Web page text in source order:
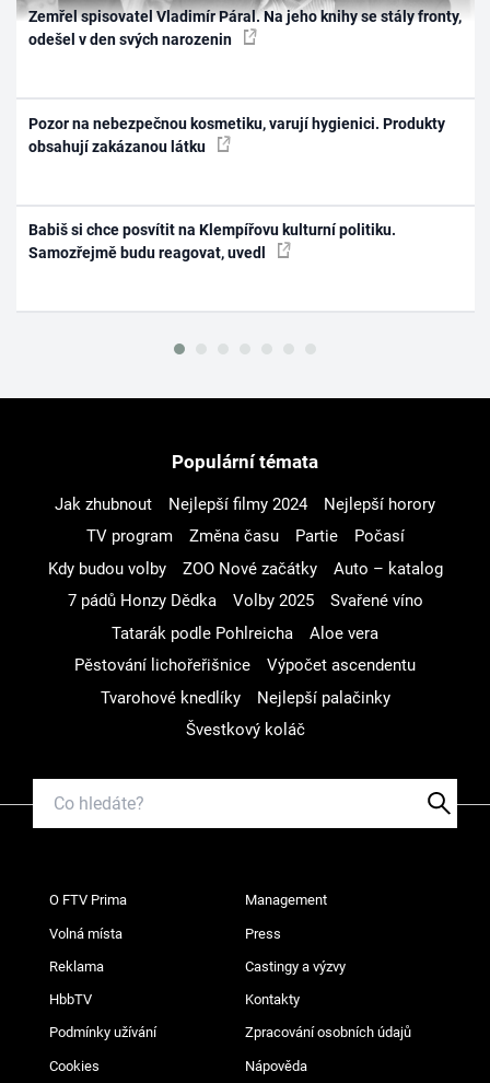
Zemřel spisovatel Vladimír Páral. Na jeho knihy se stály fronty,
odešel v den svých narozenin
Pozor na nebezpečnou kosmetiku, varují hygienici. Produkty
obsahují zakázanou látku
Babiš si chce posvítit na Klempířovu kulturní politiku.
Samozřejmě budu reagovat, uvedl
Populární témata
Jak zhubnout Nejlepší filmy 2024
Nejlepší horory
TV program
Změna času Partie
Počasí
Kdy budou volby
ZOO Nové začátky
Auto – katalog
7 pádů Honzy Dědka
Volby 2025
Svařené víno
Tatarák podle Pohlreicha
Aloe vera
Pěstování lichořeřišnice
Výpočet ascendentu
Tvarohové knedlíky
Nejlepší palačinky
Švestkový koláč
O FTV Prima Management
Volná místa Press
Reklama Castingy a výzvy
HbbTV Kontakty
Podmínky užívání Zpracování osobních údajů
Cookies Nápověda